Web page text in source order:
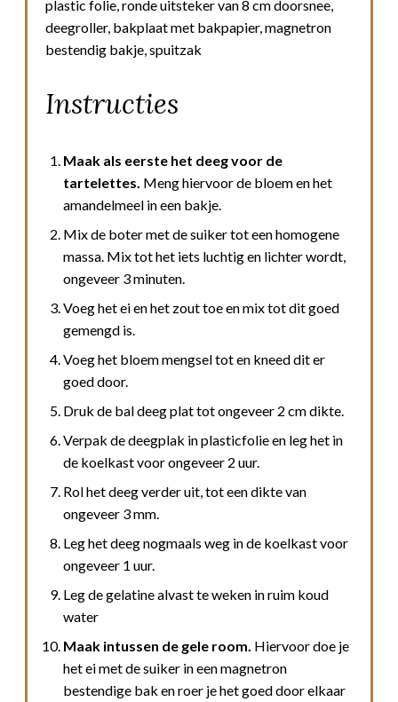
plastic folie, ronde uitsteker van 8 cm doorsnee,
deegroller, bakplaat met bakpapier, magnetron
bestendig bakje, spuitzak
Instructies
Maak als eerste het deeg voor de
tartelettes. Meng hiervoor de bloem en het
amandelmeel in een bakje.
Mix de boter met de suiker tot een homogene
massa. Mix tot het iets luchtig en lichter wordt,
ongeveer 3 minuten.
Voeg het ei en het zout toe en mix tot dit goed
gemengd is.
Voeg het bloem mengsel tot en kneed dit er
goed door.
Druk de bal deeg plat tot ongeveer 2 cm dikte.
Verpak de deegplak in plasticfolie en leg het in
de koelkast voor ongeveer 2 uur.
Rol het deeg verder uit, tot een dikte van
ongeveer 3 mm.
Leg het deeg nogmaals weg in de koelkast voor
ongeveer 1 uur.
Leg de gelatine alvast te weken in ruim koud
water
Maak intussen de gele room. Hiervoor doe je
het ei met de suiker in een magnetron
bestendige bak en roer je het goed door elkaar